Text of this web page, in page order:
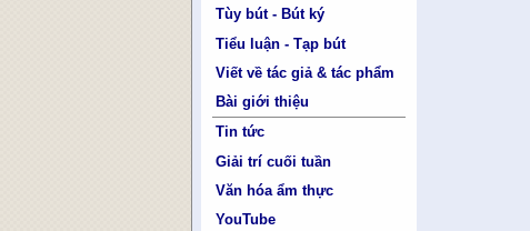
Tùy bút - Bút ký
Tiểu luận - Tạp bút
Viết về tác giả & tác phẩm
Bài giới thiệu
Tin tức
Giải trí cuối tuần
Văn hóa ẩm thực
YouTube